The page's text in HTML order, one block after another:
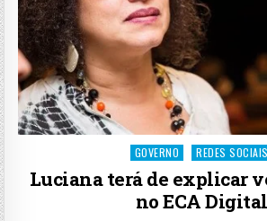
Posted
in
GOVERNO REDES SOCIAIS
Luciana terá de explicar
no ECA Digital